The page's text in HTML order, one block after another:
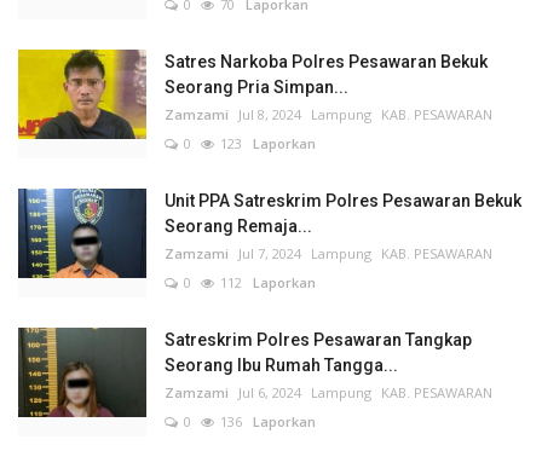
0 70 Laporkan
Satres Narkoba Polres Pesawaran Bekuk
Seorang Pria Simpan...
Zamzami Jul 8, 2024 Lampung KAB. PESAWARAN
0
123 Laporkan
Unit PPA Satreskrim Polres Pesawaran Bekuk
Seorang Remaja...
Zamzami Jul 7, 2024 Lampung KAB. PESAWARAN
0
112 Laporkan
Satreskrim Polres Pesawaran Tangkap
Seorang Ibu Rumah Tangga...
Zamzami Jul 6, 2024 Lampung KAB. PESAWARAN
0
136 Laporkan